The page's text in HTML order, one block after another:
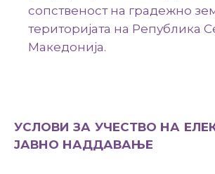
сопственост на градежно
територијата на Република
Македонија.
УСЛОВИ ЗА УЧЕСТВО НА
ЈАВНО НАДДАВАЊЕ